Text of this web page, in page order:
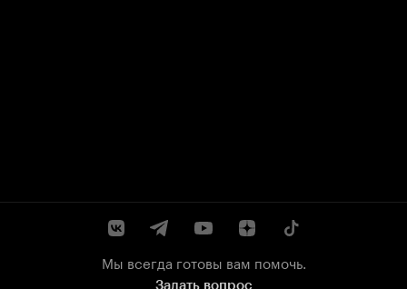
Мы всегда готовы вам помочь.
Задать вопрос